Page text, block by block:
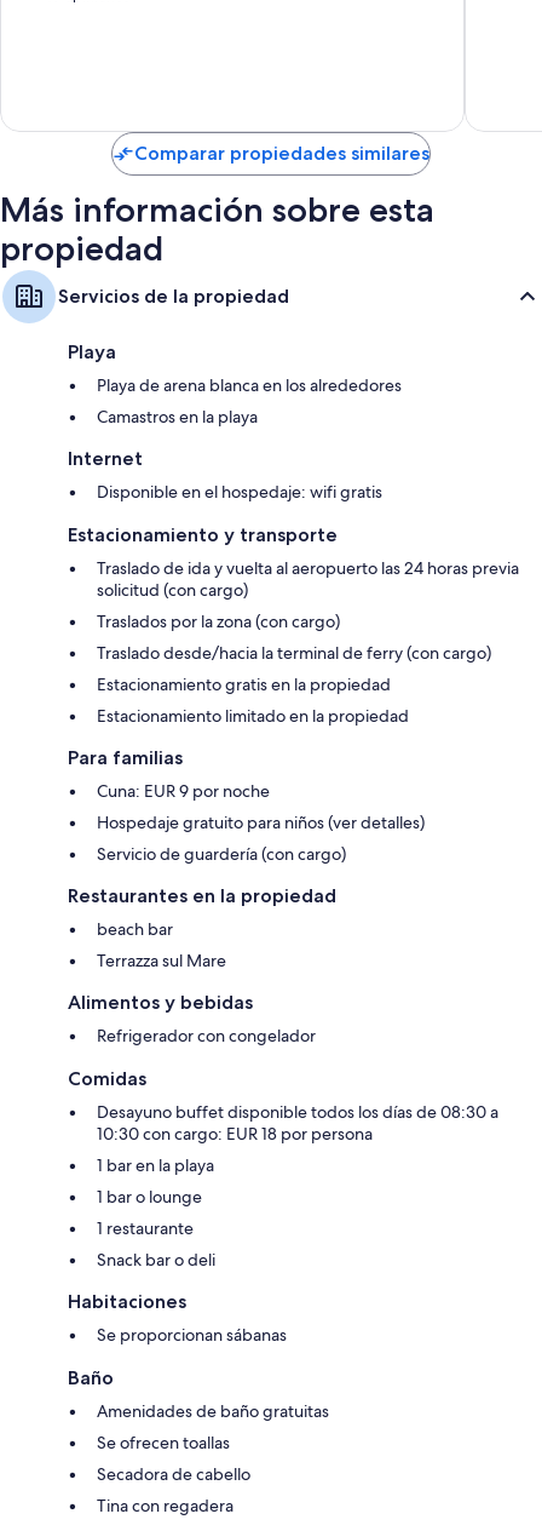
Comparar propiedades similares
Más información sobre esta
propiedad
Servicios de la propiedad
Playa
Playa de arena blanca en los alrededores
Camastros en la playa
Internet
Disponible en el hospedaje: wifi gratis
Estacionamiento y transporte
Traslado de ida y vuelta al aeropuerto las 24 horas previa
solicitud (con cargo)
Traslados por la zona (con cargo)
Traslado desde/hacia la terminal de ferry (con cargo)
Estacionamiento gratis en la propiedad
Estacionamiento limitado en la propiedad
Para familias
Cuna: EUR 9 por noche
Hospedaje gratuito para niños (ver detalles)
Servicio de guardería (con cargo)
Restaurantes en la propiedad
beach bar
Terrazza sul Mare
Alimentos y bebidas
Refrigerador con congelador
Comidas
Desayuno buffet disponible todos los días de 08:30 a
10:30 con cargo: EUR 18 por persona
1 bar en la playa
1 bar o lounge
1 restaurante
Snack bar o deli
Habitaciones
Se proporcionan sábanas
Baño
Amenidades de baño gratuitas
Se ofrecen toallas
Secadora de cabello
Tina con regadera